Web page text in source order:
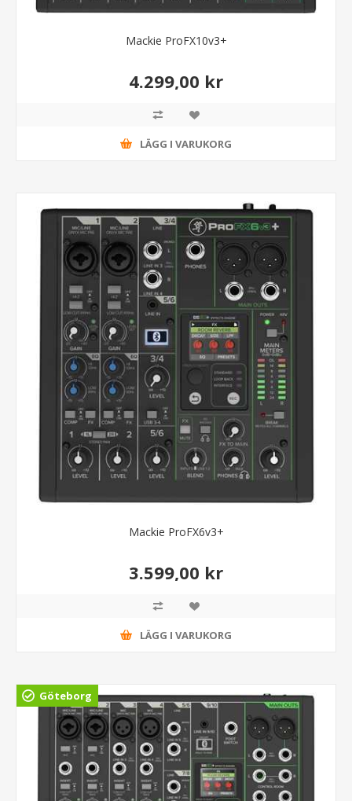
Mackie ProFX10v3+
4.299,00 kr
LÄGG I VARUKORG
Mackie ProFX6v3+
3.599,00 kr
LÄGG I VARUKORG
Göteborg